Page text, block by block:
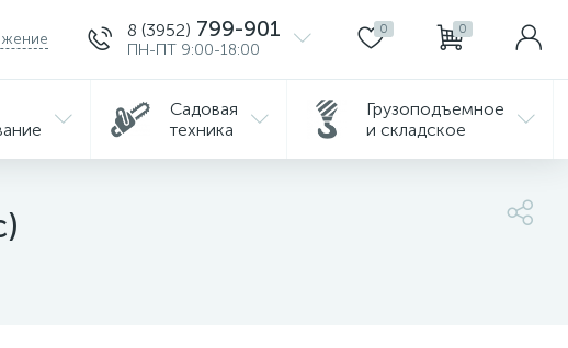
8 (3952) 799-901
ПН-ПТ 9:00-18:00
0 0
Садовая
техника
Грузоподъемное
и складское